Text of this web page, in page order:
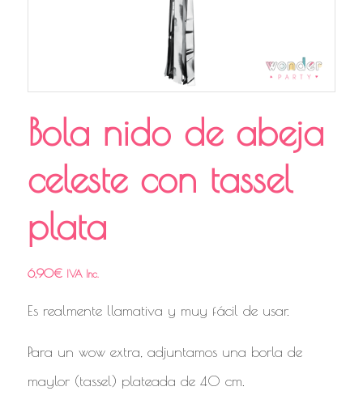
Bola nido de abeja
celeste con tassel
plata
6,90€ IVA Inc.
Es realmente llamativa y muy fácil de usar.
Para un wow extra, adjuntamos una borla de
maylor (tassel) plateada de 40 cm.